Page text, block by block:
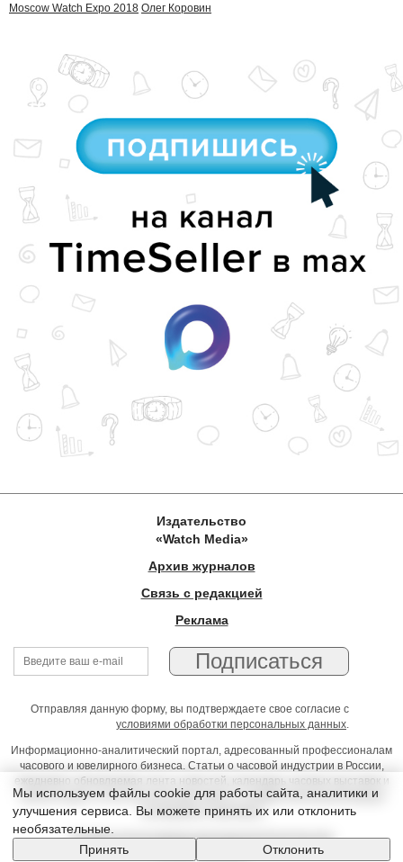
Moscow Watch Expo 2018 Олег Коровин
Издательство
«Watch Media»
Архив журналов
Связь с редакцией
Реклама
Отправляя данную форму, вы подтверждаете свое согласие с
условиями обработки персональных данных.
Информационно-аналитический портал, адресованный профессионалам
часового и ювелирного бизнеса. Статьи о часовой индустрии в России,
ежедневно обновляемая лента новостей, календарь часовых выставок и
презентаций, on-line консультации юриста, профессиональный форум
часовщиков и ювелиров
Условия использования материалов Издательства
Мы используем файлы cookie для работы сайта, аналитики и
улучшения сервиса. Вы можете принять их или отклонить
необязательные.
Принять
Отклонить